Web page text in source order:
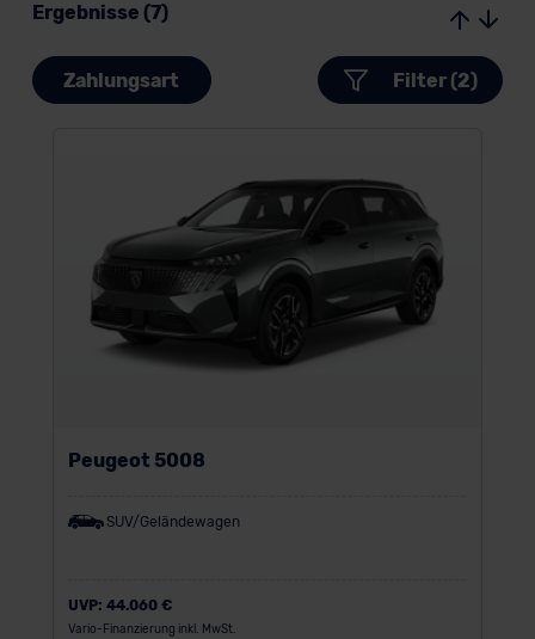
Ergebnisse (7)
Zahlungsart Filter (2)
Peugeot 5008
SUV/Geländewagen
UVP: 44.060 €
Vario-Finanzierung inkl. MwSt.